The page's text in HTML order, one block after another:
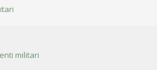
militari